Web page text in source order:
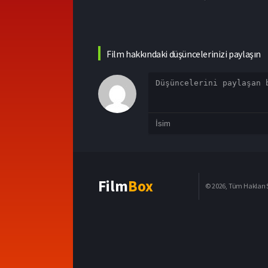
Film hakkındaki düşüncelerinizi paylaşın
FilmBox © 2026, Tüm Hakları